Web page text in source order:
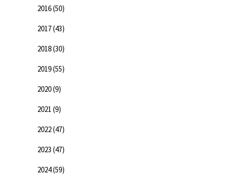
2016(50)
2017(43)
2018(30)
2019(55)
2020(9)
2021 (9)
2022(47)
2023 (47)
2024(59)